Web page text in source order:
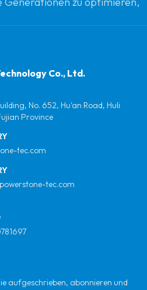
vertrauenswürdigsten
Professionalität und
Co., Ltd.
No. 652, Hu'an Road, Huli
Province
tec.com
tec.com
aufgeschrieben, abonnieren und